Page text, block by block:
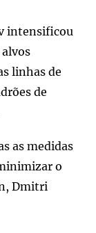
intensificou
linhas de
de
as medidas
o
Dmitri